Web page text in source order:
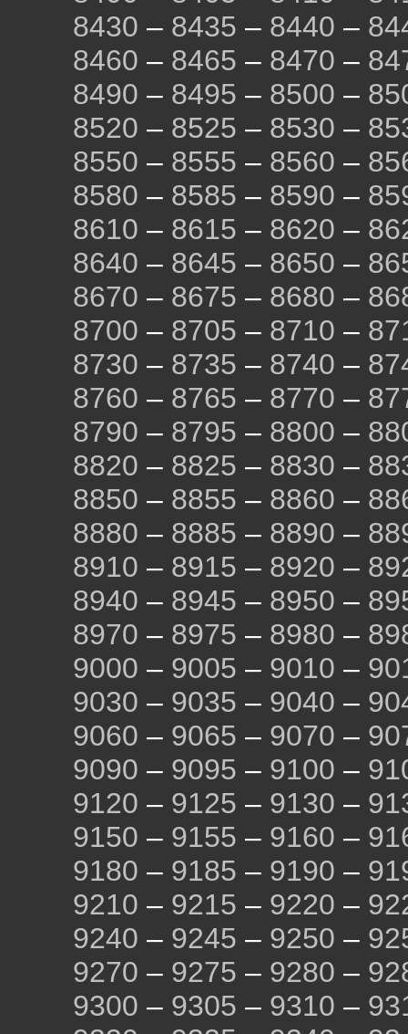
8430 – 8435 – 8440 –
8460 – 8465 – 8470 –
8490 – 8495 – 8500 –
8520 – 8525 – 8530 –
8550 – 8555 – 8560 –
8580 – 8585 – 8590 –
8610 – 8615 – 8620 –
8640 – 8645 – 8650 –
8670 – 8675 – 8680 –
8700 – 8705 – 8710 –
8730 – 8735 – 8740 –
8760 – 8765 – 8770 –
8790 – 8795 – 8800 –
8820 – 8825 – 8830 –
8850 – 8855 – 8860 –
8880 – 8885 – 8890 –
8910 – 8915 – 8920 –
8940 – 8945 – 8950 –
8970 – 8975 – 8980 –
9000 – 9005 – 9010 –
9030 – 9035 – 9040 –
9060 – 9065 – 9070 –
9090 – 9095 – 9100 –
9120 – 9125 – 9130 –
9150 – 9155 – 9160 –
9180 – 9185 – 9190 –
9210 – 9215 – 9220 –
9240 – 9245 – 9250 –
9270 – 9275 – 9280 –
9300 – 9305 – 9310 –